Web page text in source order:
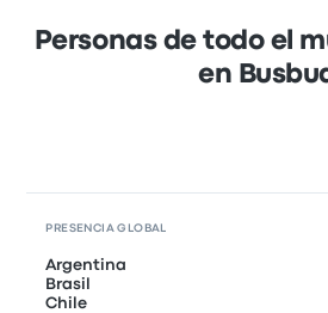
Personas de todo el
en
PRESENCIA GLOBAL
Argentina
Brasil
Chile